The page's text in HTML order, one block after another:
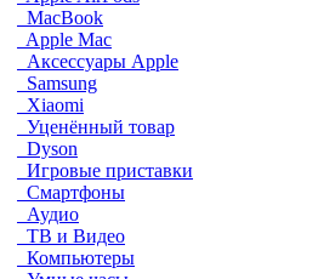
MacBook
Apple Mac
Аксессуары Apple
Samsung
Xiaomi
Уценённый товар
Dyson
Игровые приставки
Смартфоны
Аудио
ТВ и Видео
Компьютеры